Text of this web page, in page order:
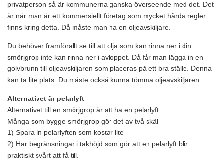
privatperson så är kommunerna ganska överseende med det. Det
är när man är ett kommersiellt företag som mycket hårda regler
finns kring detta. Då måste man ha en oljeavskiljare.
Du behöver framförallt se till att olja som kan rinna ner i din
smörjgrop inte kan rinna ner i avloppet. Då får man lägga in en
golvbrunn till oljeavskiljaren som placeras på ett bra ställe. Denna
kan ta lite plats. Du måste också kunna tömma oljeavskiljaren.
Alternativet är pelarlyft
Alternativet till en smörjgrop är att ha en pelarlyft.
Många som bygge smörjgrop gör det av två skäl
1) Spara in pelarlyften som kostar lite
2) Har begränsningar i takhöjd som gör att en pelarlyft blir
praktiskt svårt att få till.